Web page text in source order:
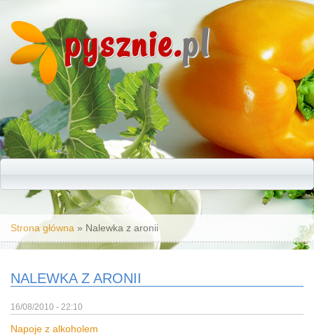
pysznie.pl
Jesteś tutaj
Strona główna » Nalewka z aronii
NALEWKA Z ARONII
16/08/2010 - 22:10
Napoje z alkoholem